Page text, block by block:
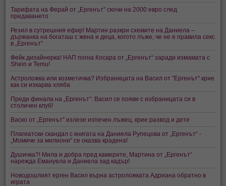
Тарифата на Ферай от „Ергенът” скочи на 2000 евро след
предаването
Резил в сутрешния ефир! Мартин разкри схемите на Даниела –
държанка на богаташ с жена и деца, когото лъже, че не е правила секс
в „Ергенът“
Фейк дизайнерка! НАП погна Косара от „Ергенът“ заради измамата с
Shein и Temu!
Астроложка или козметичка? Избраницата на Васил от "Ергенът" крие
как си изкарва хляба
Преди финала на „Ергенът“: Васил се появи с избраницата си в
столичен клуб!
Васко от „Ергенът” излезе изпечен лъжец, крие развод и дете
Плагиатски скандал с книгата на Даниела Рупецова от „Ергенът“ -
„Момиче за милиони“ се оказва крадена!
Душичка?! Мила и добра пред камерите, Мартина от „Ергенът“
нарежда Емануела и Даниела зад кадър!
Новодошлият ерген Васил върна астроложката Адриана обратно в
играта